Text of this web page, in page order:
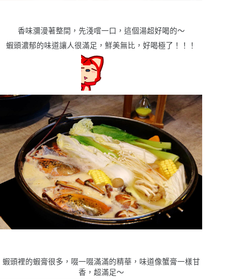
香味瀰漫著整間，先淺嚐一口，這個湯超好喝的〜
蝦頭濃郁的味道讓人很滿足，鮮美無比，好喝極了！！！
蝦頭裡的蝦膏很多，啜一啜滿滿的精華，味道像蟹膏一樣甘
香，超滿足〜